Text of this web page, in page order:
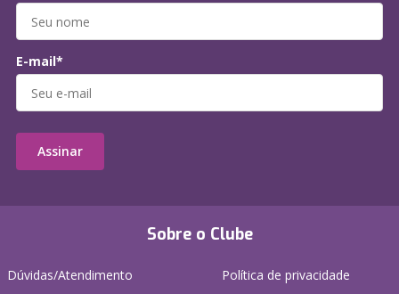
Sobre o Clube
Dúvidas/Atendimento
Política de privacidade
E-mail*
Assinar